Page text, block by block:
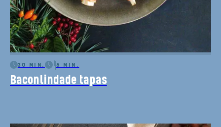
30 MIN. 5 MIN.
Baconlindade tapas